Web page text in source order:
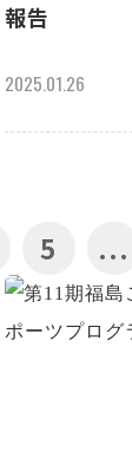
報告
2025.01.26
5 ...